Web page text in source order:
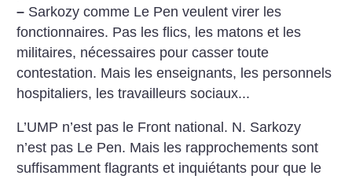
– Sarkozy comme Le Pen veulent virer les
fonctionnaires. Pas les flics, les matons et les
militaires, nécessaires pour casser toute
contestation. Mais les enseignants, les personnels
hospitaliers, les travailleurs sociaux...
L’UMP n’est pas le Front national. N. Sarkozy
n’est pas Le Pen. Mais les rapprochements sont
suffisamment flagrants et inquiétants pour que le